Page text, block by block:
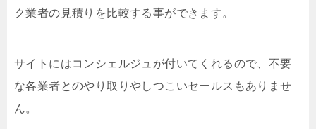
ク業者の見積りを比較する事ができます。
サイトにはコンシェルジュが付いてくれるので、不要
な各業者とのやり取りやしつこいセールスもありませ
ん。